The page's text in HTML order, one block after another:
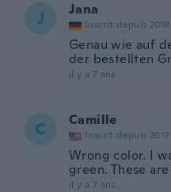
J Jana
Inscrit depuis 2018
Genau wie auf
der bestellten
il y a 7 ans
C Camille
Inscrit depuis 2017
Wrong color. I
green. These
il y a 7 ans